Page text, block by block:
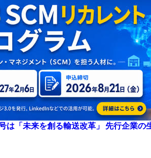
は「未来を創る輸送改革」 先行企業の